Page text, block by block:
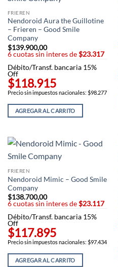
FRIEREN
Nendoroid Aura the Guillotine
– Frieren – Good Smile
Company
$139.900,00
6 cuotas sin interes de$23.317
Débito/Transf. bancaria 15%
Off
$118.915
Precio sin impuestos nacionales: $98.277
AGREGAR AL CARRITO
FRIEREN
Nendoroid Mimic – Good Smile
Company
$138.700,00
6 cuotas sin interes de$23.117
Débito/Transf. bancaria 15%
Off
$117.895
Precio sin impuestos nacionales: $97.434
AGREGAR AL CARRITO